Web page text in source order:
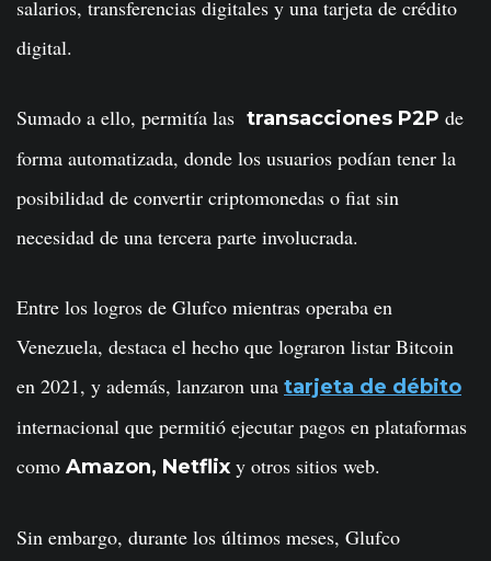
salarios, transferencias digitales y una tarjeta de crédito
digital.
Sumado a ello, permitía las transacciones P2P de
forma automatizada, donde los usuarios podían tener la
posibilidad de convertir criptomonedas o fiat sin
necesidad de una tercera parte involucrada.
Entre los logros de Glufco mientras operaba en
Venezuela, destaca el hecho que lograron listar Bitcoin
en 2021, y además, lanzaron una tarjeta de débito
internacional que permitió ejecutar pagos en plataformas
como Amazon, Netflix y otros sitios web.
Sin embargo, durante los últimos meses, Glufco